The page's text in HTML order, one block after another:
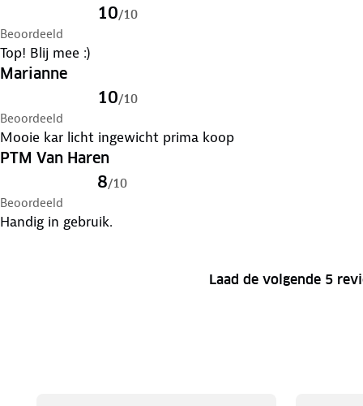
10/10
Beoordeeld
Top! Blij mee :)
Marianne
10/10
Beoordeeld
Mooie kar licht ingewicht prima koop
PTM Van Haren
8/10
Beoordeeld
Handig in gebruik.
Laad de volgende 5